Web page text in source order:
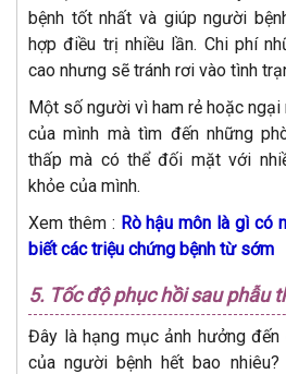
bệnh tốt nhất và giúp người
hợp điều trị nhiều lần. Chi phí
cao nhưng sẽ tránh rơi vào tình
Một số người vì ham rẻ hoặc ngại
của mình mà tìm đến những
thấp mà có thể đối mặt với
khỏe của mình.
Xem thêm : Rò hậu môn là gì có
biết các triệu chứng bệnh từ sớm
5. Tốc độ phục hồi sau phẫu
Đây là hạng mục ảnh hưởng đến
của người bệnh hết bao